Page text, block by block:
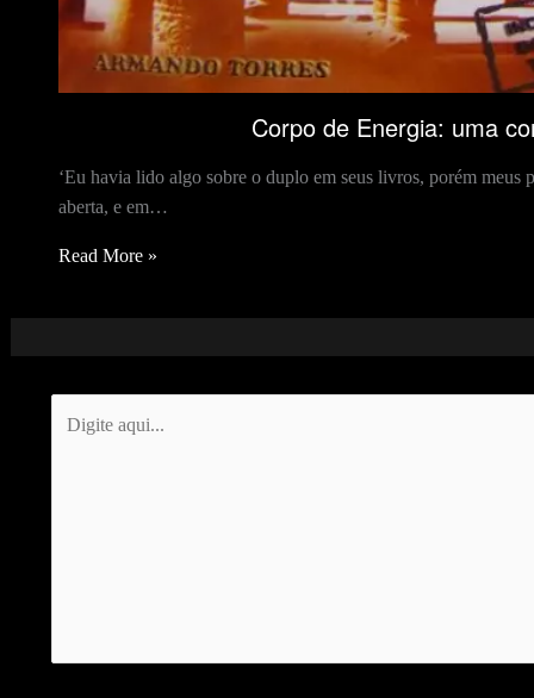
Corpo de Energia: uma
‘Eu havia lido algo sobre o duplo em seus livros, porém meus
aberta, e em…
Read More »
aqui...